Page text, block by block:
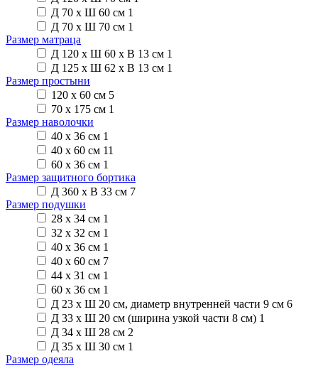
Д 70 х Ш 60 см 1
Д 70 х Ш 70 см 1
Размер матраца
Д 120 х Ш 60 х В 13 см 1
Д 125 х Ш 62 х В 13 см 1
Размер простыни
120 х 60 см 5
70 х 175 см 1
Размер наволочки
40 х 36 см 1
40 х 60 см 11
60 х 36 см 1
Размер защитного бортика
Д 360 х В 33 см 7
Размер подушки
28 х 34 см 1
32 х 32 см 1
40 х 36 см 1
40 х 60 см 7
44 х 31 см 1
60 х 36 см 1
Д 23 х Ш 20 см, диаметр внутренней части 9 см 6
Д 33 х Ш 20 см (ширина узкой части 8 см) 1
Д 34 х Ш 28 см 2
Д 35 х Ш 30 см 1
Размер одеяла